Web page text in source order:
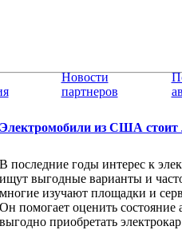
Новости
партнеров
Электромобили из США стоит
В последние годы интерес к
ищут выгодные варианты и
многие изучают площадки и
Он помогает оценить состояние
выгодно приобретать